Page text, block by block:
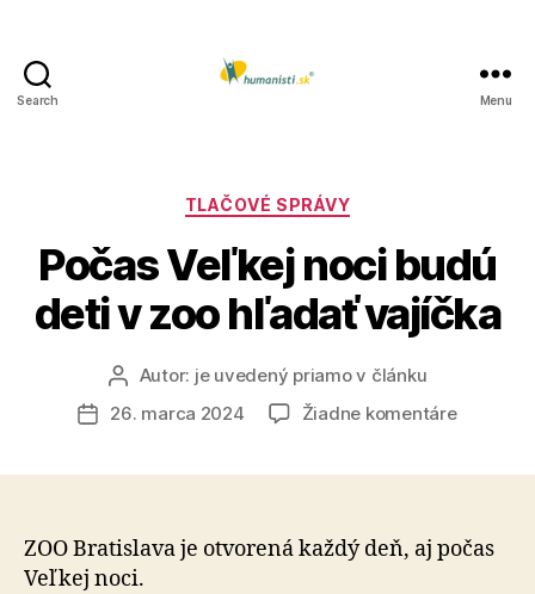
Search Menu
Kategórie
TLAČOVÉ SPRÁVY
Počas Veľkej noci budú
deti v zoo hľadať vajíčka
Autor
článku
Autor: je uvedený priamo v článku
Dátum
26. marca 2024 Žiadne komentárena
deti
ZOO Bratislava je otvorená každý deň, aj počas
Veľkej noci.